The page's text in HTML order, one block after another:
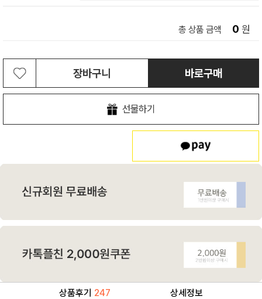
총 상품 금액 0 원
장바구니 바로구매
선물하기
상품후기 247 상세정보